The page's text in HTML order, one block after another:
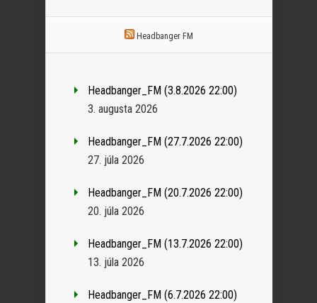
Headbanger FM
Headbanger_FM (3.8.2026 22:00)
3. augusta 2026
Headbanger_FM (27.7.2026 22:00)
27. júla 2026
Headbanger_FM (20.7.2026 22:00)
20. júla 2026
Headbanger_FM (13.7.2026 22:00)
13. júla 2026
Headbanger_FM (6.7.2026 22:00)